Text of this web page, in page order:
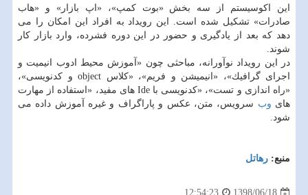
این اكوسیستم از سه بخش «بوت كمپ»، «اپ بازار» و «هاب
صادرات» تشكیل شده است. این رویداد به افراد این امكان را می
دهد كه بعد از یادگیری و حضور در این دوره فشرده، وارد بازار كار
شوند.
در این رویداد نوآورانه، مباحثی چون «آموزش محیط ادوب انیمیت و
اجرای گرافیك»، «انیمیشن و فریم»، «كلاس object و كدنویسی»،
«راه اندازی و تست»، «كدنویسی با Ide های مفید، «استفاده از مهارت
های وب سرویس، متن، عكس و پاراگراف و غیره آموزش داده می
شود.
منبع: رهاتل
1398/06/18
12:54:23